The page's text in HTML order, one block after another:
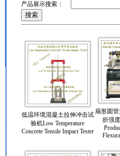
产品展示搜索：
低温环境混凝土拉伸冲击试
验机Low Temperature
Concrete Tensile Impact Tester
扇形圆
折强